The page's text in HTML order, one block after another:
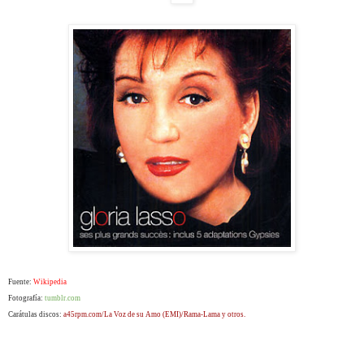
Fuente: Wikipedia
Fotografía: tumblr.com
Carátulas discos: a45rpm.com/La Voz de su Amo (EMI)/Rama-Lama y otros.